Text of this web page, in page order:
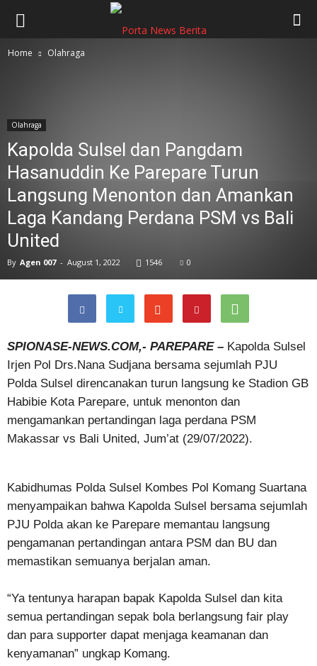
Home Olahraga
Olahraga
Kapolda Sulsel dan Pangdam
Hasanuddin Ke Parepare Turun
Langsung Menonton dan Amankan
Laga Kandang Perdana PSM vs Bali
United
By Agen 007 - August 1, 2022 1546 0
SPIONASE-NEWS.COM,- PAREPARE – Kapolda Sulsel
Irjen Pol Drs.Nana Sudjana bersama sejumlah PJU
Polda Sulsel direncanakan turun langsung ke Stadion GB
Habibie Kota Parepare, untuk menonton dan
mengamankan pertandingan laga perdana PSM
Makassar vs Bali United, Jum’at (29/07/2022).
Kabidhumas Polda Sulsel Kombes Pol Komang Suartana
menyampaikan bahwa Kapolda Sulsel bersama sejumlah
PJU Polda akan ke Parepare memantau langsung
pengamanan pertandingan antara PSM dan BU dan
memastikan semuanya berjalan aman.
“Ya tentunya harapan bapak Kapolda Sulsel dan kita
semua pertandingan sepak bola berlangsung fair play
dan para supporter dapat menjaga keamanan dan
kenyamanan” ungkap Komang.